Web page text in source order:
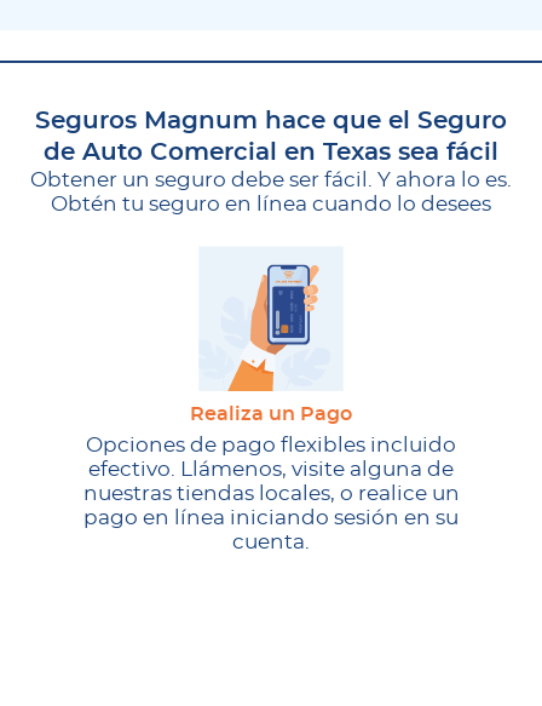
Seguros Magnum hace que el Seguro
de Auto Comercial en Texas sea fácil
Obtener un seguro debe ser fácil. Y ahora lo es.
Obtén tu seguro en línea cuando lo desees
Realiza un Pago
Opciones de pago flexibles incluido
efectivo. Llámenos, visite alguna de
nuestras tiendas locales, o realice un
pago en línea iniciando sesión en su
cuenta.